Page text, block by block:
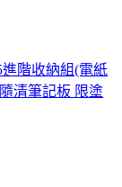
階收納組(電紙
清筆記板 限塗